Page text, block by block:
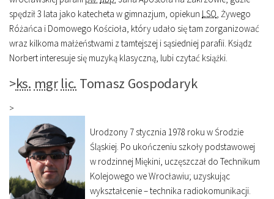
spędził 3 lata jako katecheta w gimnazjum, opiekun LSO, Żywego
Różańca i Domowego Kościoła, który udało się tam zorganizować
wraz kilkoma małżeństwami z tamtejszej i sąsiedniej parafii. Ksiądz
Norbert interesuje się muzyką klasyczną, lubi czytać książki.
>ks. mgr lic. Tomasz Gospodaryk
>
Urodzony 7 stycznia 1978 roku w Środzie
Śląskiej. Po ukończeniu szkoły podstawowej
w rodzinnej Miękini, uczęszczał do Technikum
Kolejowego we Wrocławiu; uzyskując
wykształcenie – technika radiokomunikacji.